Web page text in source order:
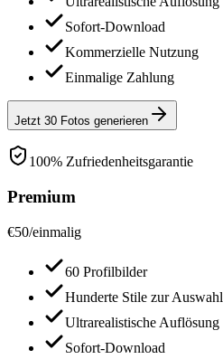
Sofort-Download
Kommerzielle Nutzung
Einmalige Zahlung
Jetzt 30 Fotos generieren
100% Zufriedenheitsgarantie
Premium
€50/einmalig
60 Profilbilder
Hunderte Stile zur Auswahl
Ultrarealistische Auflösung
Sofort-Download